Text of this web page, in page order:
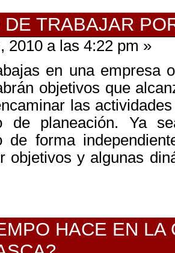
DE TRABAJAR
2010 a las 4:22 pm »
en una empresa
objetivos que
las
de planeación. Ya
de forma
objetivos y algunas
HACE EN LA